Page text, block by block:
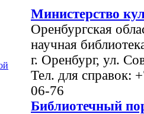
Министерство
Оренбургская
научная
г. Оренбург, ул.
Тел. для справок:
06-76
Библиотечный